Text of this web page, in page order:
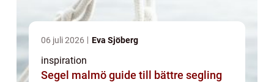
06 juli 2026 Eva Sjöberg
inspiration
Segel malmö guide till bättre segling